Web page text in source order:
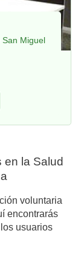
Miguel
en la Salud
voluntaria
encontrarás
usuarios